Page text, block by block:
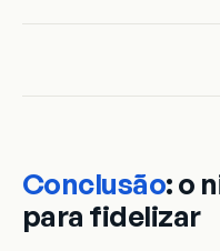
Conclusão: o
para fidelizar